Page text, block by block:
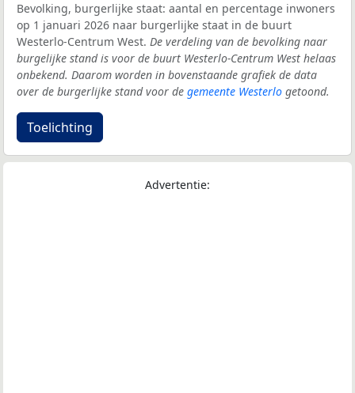
Bevolking, burgerlijke staat: aantal en percentage inwoners
op 1 januari 2026 naar burgerlijke staat in de buurt
Westerlo-Centrum West. De verdeling van de bevolking naar
burgelijke stand is voor de buurt Westerlo-Centrum West helaas
onbekend. Daarom worden in bovenstaande grafiek de data
over de burgerlijke stand voor de gemeente Westerlo getoond.
Toelichting
Advertentie: